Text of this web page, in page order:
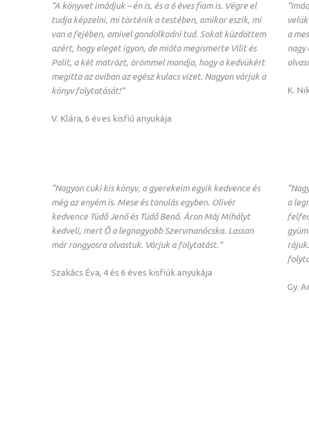
“A könyvet imádjuk – én is, és a 6 éves fiam is. Végre el
tudja képzelni, mi történik a testében, amikor eszik, mi
van a fejében, amivel gondolkodni tud. Sokat küzdöttem
azért, hogy eleget igyon, de mióta megismerte Vilit és
Palit, a két matrózt, örömmel mondja, hogy a kedvükért
megitta az oviban az egész kulacs vizet. Nagyon várjuk a
könyv folytatását!”
V. Klára, 6 éves kisfiú anyukája
a
nagy
K.
“Nagyon cuki kis könyv, a gyerekeim egyik kedvence és
még az enyém is. Mese és tanulás egyben. Olivér
kedvence Tüdő Jenő és Tüdő Benő. Áron Máj Mihályt
kedveli, mert Ő a legnagyobb Szervmanócska. Lassan
már rongyosra olvastuk. Várjuk a folytatást.”
Szakács Éva, 4 és 6 éves kisfiúk anyukája
a
Gy.